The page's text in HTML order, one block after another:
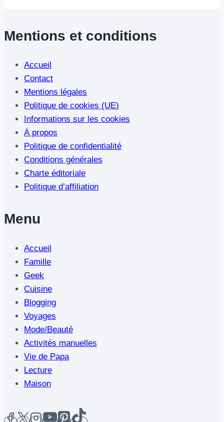
Mentions et conditions
Accueil
Contact
Mentions légales
Politique de cookies (UE)
Informations sur les cookies
À propos
Politique de confidentialité
Conditions générales
Charte éditoriale
Politique d’affiliation
Menu
Accueil
Famille
Geek
Cuisine
Blogging
Voyages
Mode/Beauté
Activités manuelles
Vie de Papa
Lecture
Maison